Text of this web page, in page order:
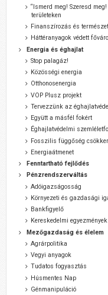
“Ismerd meg! Szeresd
területeken
Finanszírozás és
Háttéranyagok védett
Energia és éghajlat
Stop palagáz!
Közösségi energia
Otthonosenergia
VOP Plusz projekt
Tervezzünk az
Együtt a másfél fokért
Éghajlatvédelmi
Fosszilis függőség
Energiaátmenet
Fenntartható fejlődés
Pénzrendszerváltás
Adóigazságosság
Környezeti és gazdasági
Bankfigyelő
Kereskedelmi egyezmények
Mezőgazdaság és élelem
Agrárpolitika
Vegyi anyagok
Tudatos fogyasztás
Húsmentes Nap
Génmanipuláció